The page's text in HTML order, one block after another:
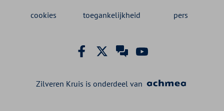
cookies toegankelijkheid pers
Zilveren Kruis is onderdeel van